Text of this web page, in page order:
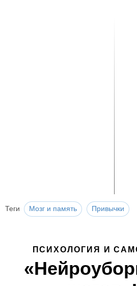
Теги Мозг и память Привычки
ПСИХОЛОГИЯ И